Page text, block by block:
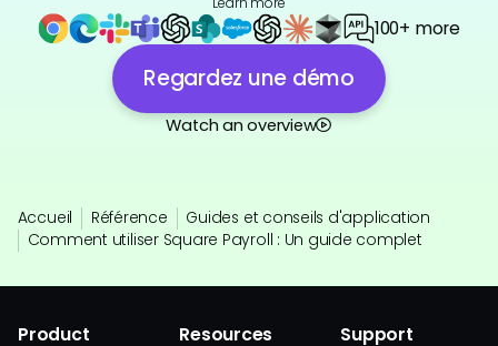
100+ more
Regardez une démo
Watch an overview
Accueil Référence
Guides et conseils d'application
Comment utiliser Square Payroll : Un guide complet
Product Resources Support